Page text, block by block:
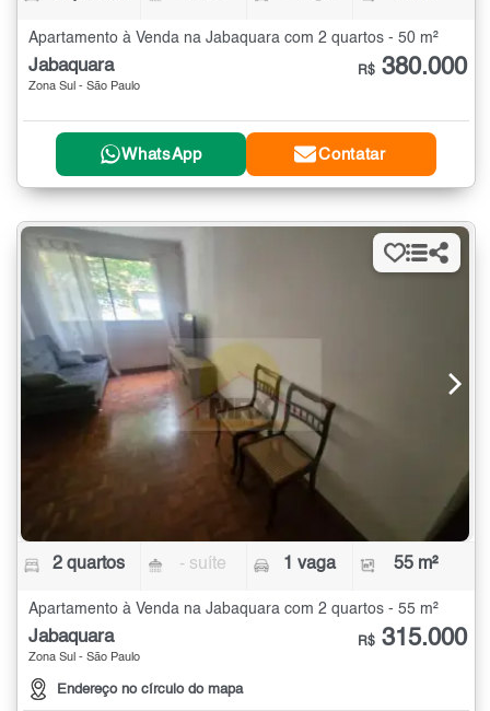
Apartamento à Venda na Jabaquara com 2 quartos - 50 m²
Jabaquara
Zona Sul - São Paulo
R$ 380.000
WhatsApp Contatar
2 quartos - suíte 1 vaga 55 m²
Apartamento à Venda na Jabaquara com 2 quartos - 55 m²
Jabaquara
Zona Sul - São Paulo
Endereço no círculo do mapa
R$ 315.000